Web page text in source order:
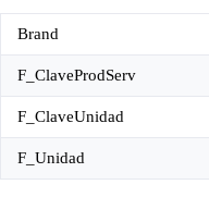
Brand
F_ClaveProdServ
F_ClaveUnidad
F_Unidad